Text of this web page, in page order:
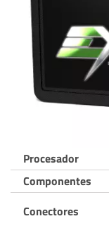
Procesador
Componentes
Conectores